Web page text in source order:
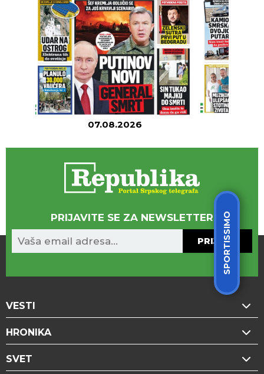
SPORTISSIMO
07.08.2026
PRIJAVITE SE ZA NEWSLETTER
PRIJAVA
VESTI
HRONIKA
SVET